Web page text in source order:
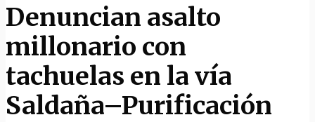
Denuncian asalto
millonario con
tachuelas en la vía
Saldaña–Purificación